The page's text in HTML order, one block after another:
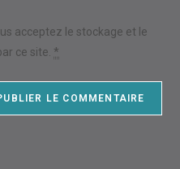
acceptez le stockage et le
ce site. *